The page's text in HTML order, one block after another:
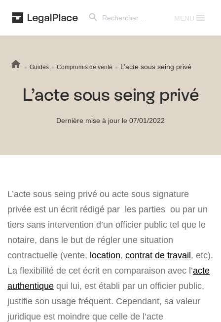
for:
MENU
Guides Compromis de vente L’acte sous seing privé
L’acte sous seing privé
Dernière mise à jour le 07/01/2022
L’acte sous seing privé ou acte sous signature
privée est un écrit rédigé par les parties ou par un
tiers sans intervention d’un officier public tel que le
notaire, dans le but de régler une situation
contractuelle (vente, location, contrat de travail, etc).
La flexibilité de cet écrit en comparaison avec l’acte
authentique qui lui, est établi par un officier public,
justifie son usage fréquent. Cependant, sa valeur
juridique est moindre que celle de l’acte